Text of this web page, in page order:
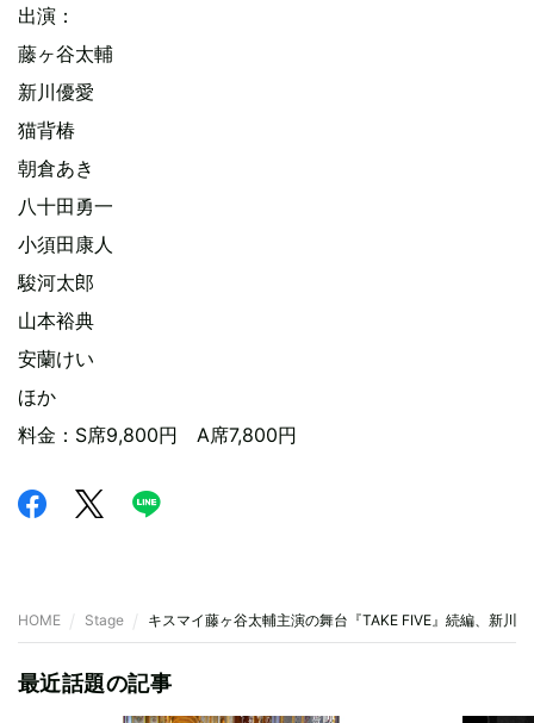
出演：
藤ヶ谷太輔
新川優愛
猫背椿
朝倉あき
八十田勇一
小須田康人
駿河太郎
山本裕典
安蘭けい
ほか
料金：S席9,800円 A席7,800円
HOME Stage キスマイ藤ヶ谷太輔主演の舞台『TAKE FIVE』続編、新川
最近話題の記事